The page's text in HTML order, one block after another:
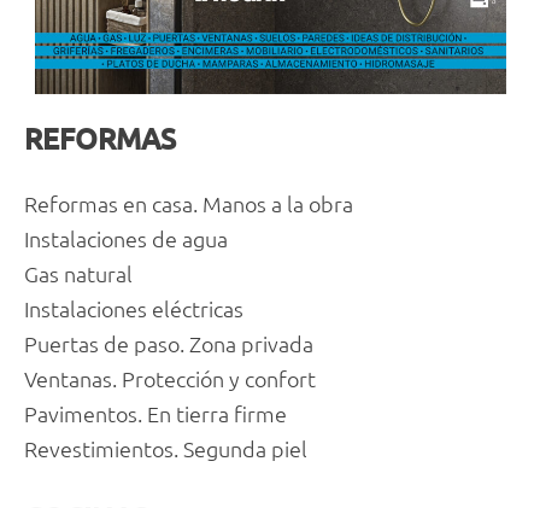
REFORMAS
Reformas en casa. Manos a la obra
Instalaciones de agua
Gas natural
Instalaciones eléctricas
Puertas de paso. Zona privada
Ventanas. Protección y confort
Pavimentos. En tierra firme
Revestimientos. Segunda piel